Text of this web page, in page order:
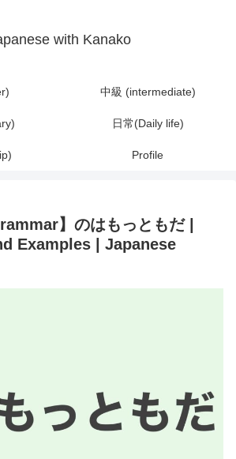
with Kanako
中級 (intermediate)
日常(Daily life)
Profile
】のはもっともだ |
Examples | Japanese